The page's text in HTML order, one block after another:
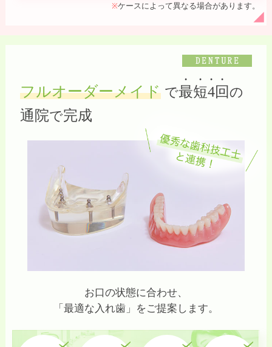
※ケースによって異なる場合があります。
フルオーダーメイドで最短4回 の
通院で完成
お口の状態に合わせ、
「最適な入れ歯」をご提案します。